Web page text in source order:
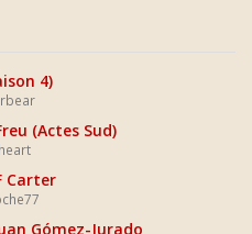
4)
(Actes Sud)
Carter
Gómez-Jurado